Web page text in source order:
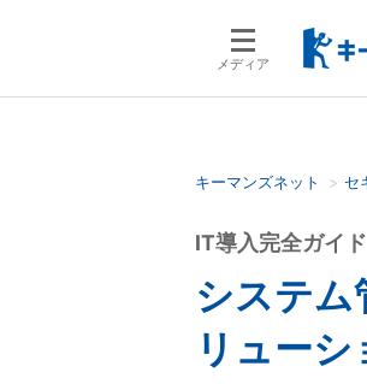
メディア
検索
キーマンズネット セ
システム
リュー
IT導入完全ガイド